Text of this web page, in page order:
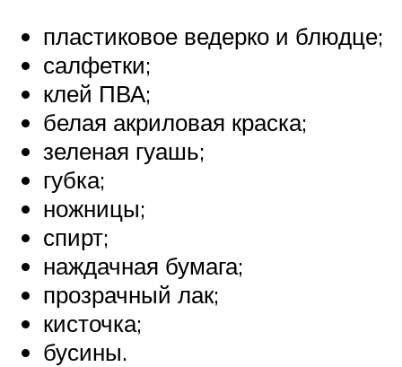
пластиковое ведерко и блюдце;
салфетки;
клей ПВА;
белая акриловая краска;
зеленая гуашь;
губка;
ножницы;
спирт;
наждачная бумага;
прозрачный лак;
кисточка;
бусины.